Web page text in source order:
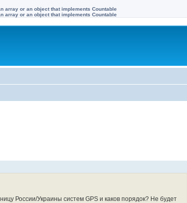
array or an object that implements Countable
array or an object that implements Countable
России/Украины систем GPS и каков порядок? Не будет